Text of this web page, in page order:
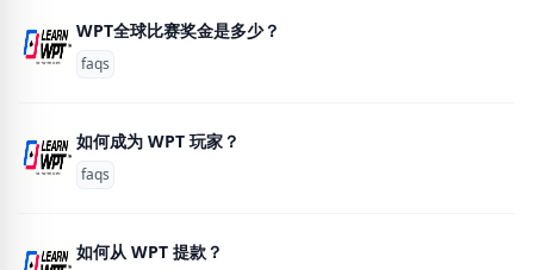
WPT全球比赛奖金是多少？
faqs
如何成为 WPT 玩家？
faqs
如何从 WPT 提款？